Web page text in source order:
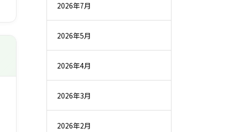
2026年7月
2026年5月
2026年4月
2026年3月
2026年2月